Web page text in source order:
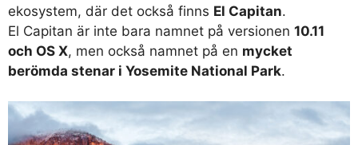
ekosystem, där det också finns El Capitan.
El Capitan är inte bara namnet på versionen 10.11
och OS X, men också namnet på en mycket
berömda stenar i Yosemite National Park.